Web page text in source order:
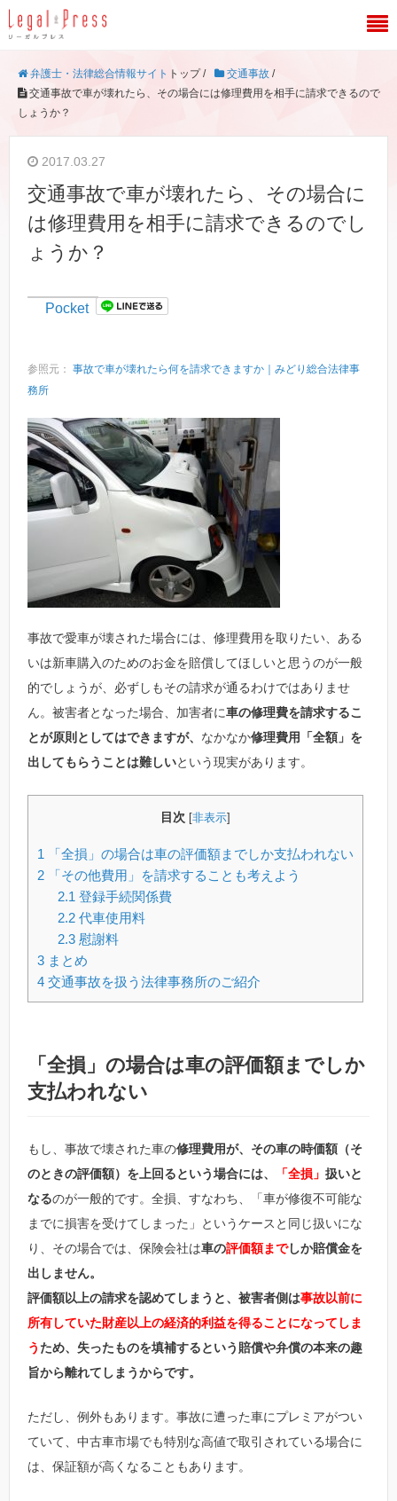
弁護士・法律総合情報サイト トップ / 交通事故 /
交通事故で車が壊れたら、その場合には修理費用を相手に請求できるので
しょうか？
2017.03.27
交通事故で車が壊れたら、その場合に
は修理費用を相手に請求できるのでし
ょうか？
Pocket
参照元： 事故で車が壊れたら何を請求できますか｜みどり総合法律事
務所
事故で愛車が壊された場合には、修理費用を取りたい、ある
いは新車購入のためのお金を賠償してほしいと思うのが一般
的でしょうが、必ずしもその請求が通るわけではありませ
ん。被害者となった場合、加害者に車の修理費を請求するこ
とが原則としてはできますが、 なかなか修理費用「全額」を
出してもらうことは難しいという現実があります。
目次 [非表示]
1 「全損」の場合は車の評価額までしか支払われない
2 「その他費用」を請求することも考えよう
2.1 登録手続関係費
2.2代車使用料
2.3慰謝料
3 まとめ
4 交通事故を扱う法律事務所のご紹介
「全損」の場合は車の評価額までしか
支払われない
もし、事故で壊された車の修理費用が、その車の時価額（そ
のときの評価額）を上回るという場合には、
「全損」 扱いと
なるのが一般的です。全損、すなわち、「車が修復不可能な
までに損害を受けてしまった」というケースと同じ扱いにな
り、その場合では、保険会社は車の評価額までしか賠償金を
出しません。
評価額以上の請求を認めてしまうと、被害者側は事故以前に
所有していた財産以上の経済的利益を得ることになってしま
う ため、失ったものを填補するという賠償や弁償の本来の趣
旨から離れてしまうからです。
ただし、例外もあります。事故に遭った車にプレミアがつい
ていて、中古車市場でも特別な高値で取引されている場合に
は、保証額が高くなることもあります。